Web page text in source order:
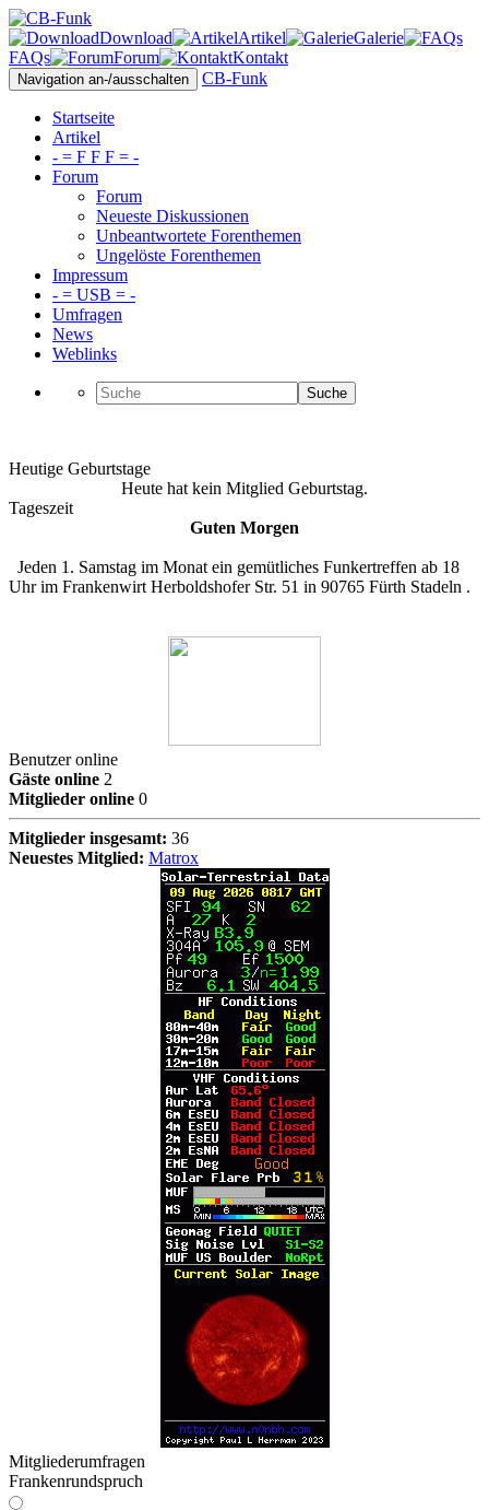
Download Artikel
Galerie
FAQs
Forum Kontakt
Navigation an-/ausschalten CB-Funk
Startseite
Artikel
- = F F F = -
Forum
Forum
Neueste Diskussionen
Unbeantwortete Forenthemen
Ungelöste Forenthemen
Impressum
- = USB = -
Umfragen
News
Weblinks
Suche
Heutige Geburtstage
Heute hat kein Mitglied Geburtstag.
Tageszeit
Guten Morgen
Jeden 1. Samstag im Monat ein gemütliches Funkertreffen ab 18
Uhr im Frankenwirt Herboldshofer Str. 51 in 90765 Fürth Stadeln .
Benutzer online
Gäste online 2
Mitglieder online 0
Mitglieder insgesamt: 36
Neuestes Mitglied: Matrox
Mitgliederumfragen
Frankenrundspruch